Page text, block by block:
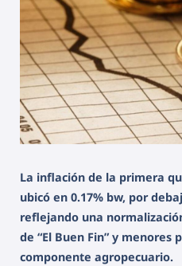
La inflación de la primera
ubicó en 0.17% bw, por
reflejando una
de “El Buen Fin” y menores
componente agropecuario.